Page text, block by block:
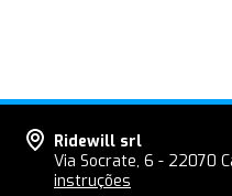
Ridewill srl
Via Socrate, 6 - 22070
instruções